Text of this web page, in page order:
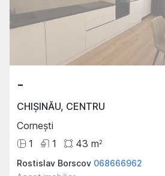
-
CHIȘINĂU, CENTRU
Cornești
1
1 43 m2
Rostislav Borscov 068666962